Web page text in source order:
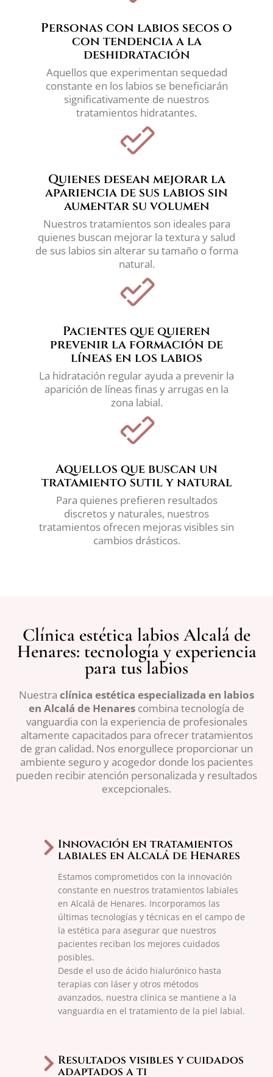
Personas con labios secos o
con tendencia a la
deshidratación
Aquellos que experimentan sequedad
constante en los labios se beneficiarán
significativamente de nuestros
tratamientos hidratantes.
Quienes desean mejorar la
apariencia de sus labios sin
aumentar su volumen
Nuestros tratamientos son ideales para
quienes buscan mejorar la textura y salud
de sus labios sin alterar su tamaño o forma
natural.
Pacientes que quieren
prevenir la formación de
líneas en los labios
La hidratación regular ayuda a prevenir la
aparición de líneas finas y arrugas en la
zona labial.
Aquellos que buscan un
tratamiento sutil y natural
Para quienes prefieren resultados
discretos y naturales, nuestros
tratamientos ofrecen mejoras visibles sin
cambios drásticos.
Clínica estética labios Alcalá de
Henares: tecnología y experiencia
para tus labios
Nuestra clínica estética especializada en labios
en Alcalá de Henares combina tecnología de
vanguardia con la experiencia de profesionales
altamente capacitados para ofrecer tratamientos
de gran calidad. Nos enorgullece proporcionar un
ambiente seguro y acogedor donde los pacientes
pueden recibir atención personalizada y resultados
excepcionales.
Innovación en tratamientos
labiales en Alcalá de Henares
Estamos comprometidos con la innovación
constante en nuestros tratamientos labiales
en Alcalá de Henares. Incorporamos las
últimas tecnologías y técnicas en el campo de
la estética para asegurar que nuestros
pacientes reciban los mejores cuidados
posibles.
Desde el uso de ácido hialurónico hasta
terapias con láser y otros métodos
avanzados, nuestra clínica se mantiene a la
vanguardia en el tratamiento de la piel labial.
Resultados visibles y cuidados
adaptados a ti